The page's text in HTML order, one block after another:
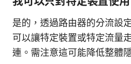
是的，透過路由器的分流設
可以讓特定裝置或特定流量
連。需注意這可能降低整體